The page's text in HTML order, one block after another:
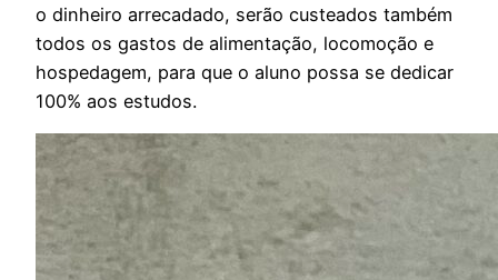
o dinheiro arrecadado, serão custeados também
todos os gastos de alimentação, locomoção e
hospedagem, para que o aluno possa se dedicar
100% aos estudos.